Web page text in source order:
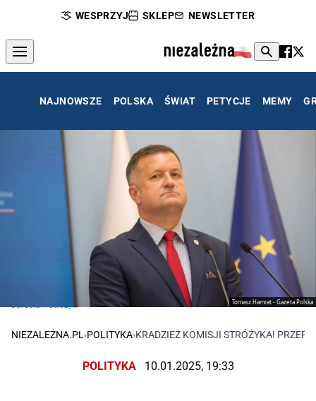
WESPRZYJ SKLEP NEWSLETTER
NAJNOWSZE POLSKA ŚWIAT PETYCJE MEMY
Tomasz Hamrat - Gazeta Polska
Jarosław Stróżyk
NIEZALEŻNA.PL ›POLITYKA›KRADZIEŻ KOMISJI STRÓŻYKA!
POLITYKA 10.01.2025, 19:33